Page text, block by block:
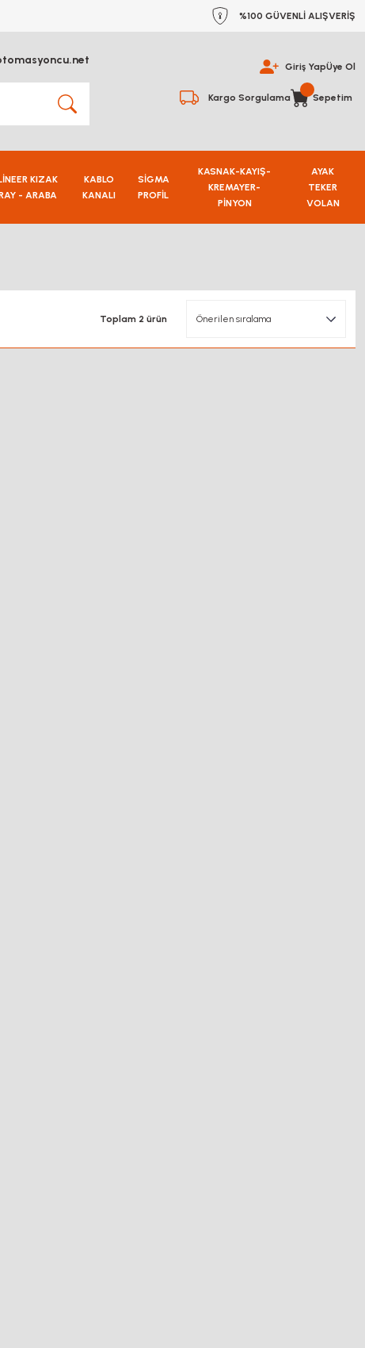
%100 GÜVENLİ ALIŞVERİŞ
Giriş YapÜye Ol
Kargo Sorgulama Sepetim
KIZAK
- ARABA
KABLO
KANALI
SİGMA
PROFİL
KASNAK-KAYIŞ-
KREMAYER-
PİNYON
AYAK
TEKER
VOLAN
Toplam 2 ürün